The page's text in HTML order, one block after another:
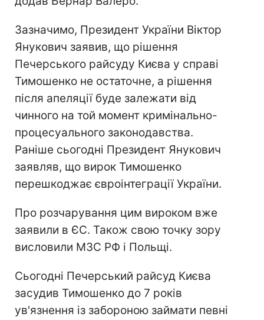
Зазначимо, Президент України Віктор
Янукович заявив, що рішення
Печерського райсуду Києва у справі
Тимошенко не остаточне, а рішення
після апеляції буде залежати від
чинного на той момент кримінально-
процесуального законодавства.
Раніше сьогодні Президент Янукович
заявляв, що вирок Тимошенко
перешкоджає євроінтеграції України.
Про розчарування цим вироком вже
заявили в ЄС. Також свою точку зору
висловили МЗС РФ і Польщі.
Сьогодні Печерський райсуд Києва
засудив Тимошенко до 7 років
ув'язнення із забороною займати певні